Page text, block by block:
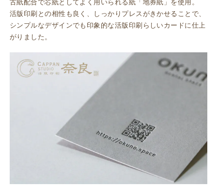
古紙配合で芯紙としてよく用いられる紙「地券紙」を使用。
活版印刷との相性も良く、しっかりプレスがきかせることで、
シンプルなデザインでも印象的な活版印刷らしいカードに仕上
がりました。